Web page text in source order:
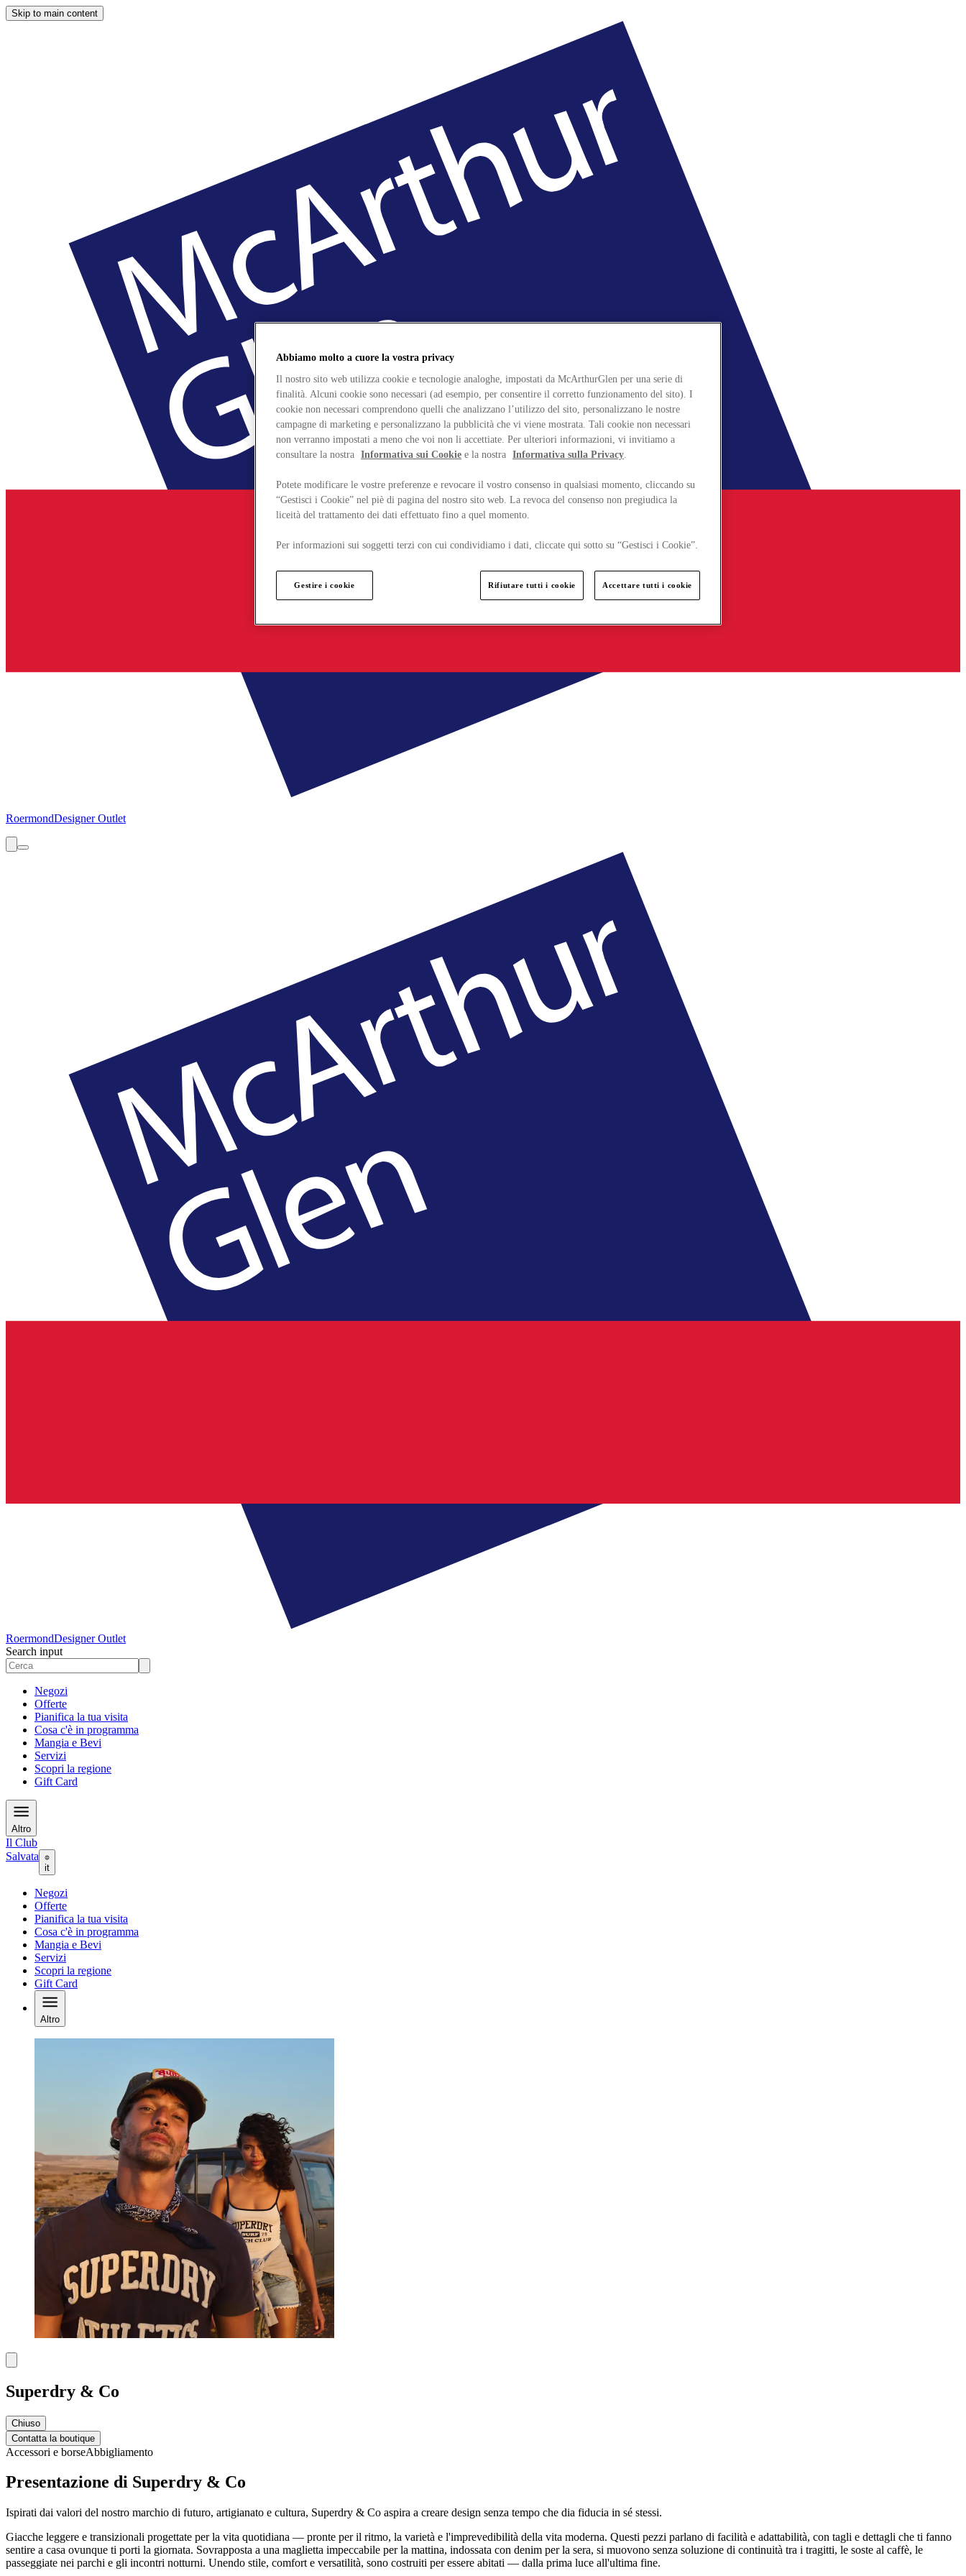
Skip to main content
RoermondDesigner Outlet
RoermondDesigner Outlet
Search input
Negozi
Offerte
Pianifica la tua visita
Cosa c'è in programma
Mangia e Bevi
Servizi
Scopri la regione
Gift Card
Altro
Il Club
Salvata
it
Negozi
Offerte
Pianifica la tua visita
Cosa c'è in programma
Mangia e Bevi
Servizi
Scopri la regione
Gift Card
Altro
Superdry & Co
Chiuso
Contatta la boutique
Accessori e borseAbbigliamento
Presentazione di Superdry & Co
Ispirati dai valori del nostro marchio di futuro, artigianato e cultura, Superdry & Co aspira a creare design senza tempo che dia fiducia in sé stessi.
Giacche leggere e transizionali progettate per la vita quotidiana — pronte per il ritmo, la varietà e l'imprevedibilità della vita moderna. Questi pezzi parlano di facilità e adattabilità, con tagli e dettagli che ti fanno
sentire a casa ovunque ti porti la giornata. Sovrapposta a una maglietta impeccabile per la mattina, indossata con denim per la sera, si muovono senza soluzione di continuità tra i tragitti, le soste al caffè, le
passeggiate nei parchi e gli incontri notturni. Unendo stile, comfort e versatilità, sono costruiti per essere abitati — dalla prima luce all'ultima fine.
Abbiamo molto a cuore la vostra privacy
Il nostro sito web utilizza cookie e tecnologie analoghe, impostati da McArthurGlen per una serie di
finalità. Alcuni cookie sono necessari (ad esempio, per consentire il corretto funzionamento del sito). I
cookie non necessari comprendono quelli che analizzano l’utilizzo del sito, personalizzano le nostre
campagne di marketing e personalizzano la pubblicità che vi viene mostrata. Tali cookie non necessari
non verranno impostati a meno che voi non li accettiate. Per ulteriori informazioni, vi invitiamo a
consultare la nostra Informativa sui Cookie e la nostra Informativa sulla Privacy.
Potete modificare le vostre preferenze e revocare il vostro consenso in qualsiasi momento, cliccando su
“Gestisci i Cookie” nel piè di pagina del nostro sito web. La revoca del consenso non pregiudica la
liceità del trattamento dei dati effettuato fino a quel momento.
Per informazioni sui soggetti terzi con cui condividiamo i dati, cliccate qui sotto su “Gestisci i Cookie”.
Gestire i cookie Rifiutare tutti i cookie Accettare tutti i cookie